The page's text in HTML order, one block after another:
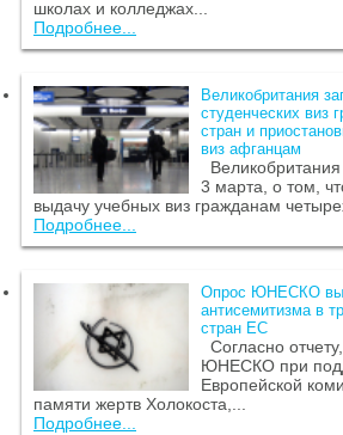
школах и колледжах...
Подробнее...
Великобритания
студенческих виз
стран и
виз афганцам
Великобритания
3 марта, о том,
выдачу учебных виз гражданам
Подробнее...
Опрос ЮНЕСКО
антисемитизма в
стран ЕС
Согласно
ЮНЕСКО при
Европейской
памяти жертв Холокоста,...
Подробнее...